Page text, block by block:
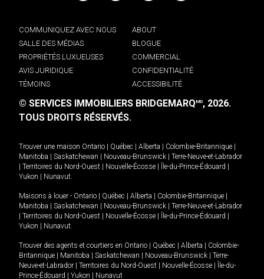
COMMUNIQUEZ AVEC NOUS
ABOUT
SALLE DES MÉDIAS
BLOGUE
PROPRIÉTÉS LUXUEUSES
COMMERCIAL
AVIS JURIDIQUE
CONFIDENTIALITÉ
TÉMOINS
ACCESSIBILITÉ
© SERVICES IMMOBILIERS BRIDGEMARQMD, 2026.
TOUS DROITS RÉSERVÉS.
Trouver une maison Ontario | Québec | Alberta | Colombie-Britannique |
Manitoba | Saskatchewan | Nouveau-Brunswick | Terre-Neuve-et-Labrador
| Territoires du Nord-Ouest | Nouvelle-Écosse | Île-du-Prince-Édouard |
Yukon | Nunavut
Maisons à louer - Ontario | Québec | Alberta | Colombie-Britannique |
Manitoba | Saskatchewan | Nouveau-Brunswick | Terre-Neuve-et-Labrador
| Territoires du Nord-Ouest | Nouvelle-Écosse | Île-du-Prince-Édouard |
Yukon | Nunavut
Trouver des agents et courtiers en Ontario | Québec | Alberta | Colombie-
Britannique | Manitoba | Saskatchewan | Nouveau-Brunswick | Terre-
Neuve-et-Labrador | Territoires du Nord-Ouest | Nouvelle-Écosse | Île-du-
Prince-Édouard | Yukon | Nunavut